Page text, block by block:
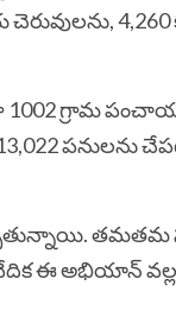
చెరువుల‌ను,
గ్రామ
పనుల‌ను
ఈ అభియాన్ వ‌ల్ల